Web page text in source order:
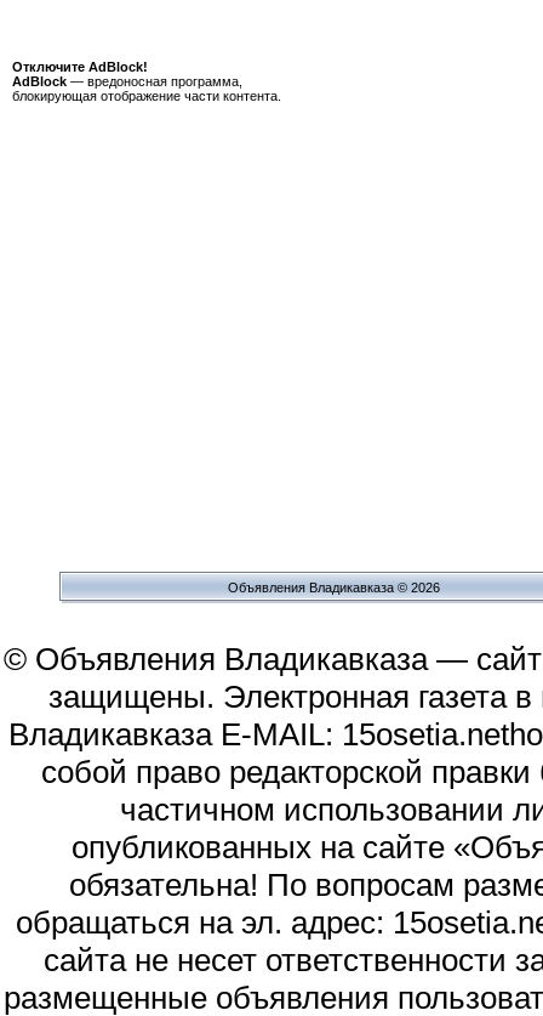
Отключите AdBlock!
AdBlock — вредоносная программа,
блокирующая отображение части контента.
Объявления Владикавказа © 2026
© Объявления Владикавказа —
защищены. Электронная газета
Владикавказа E-MAIL:
собой право редакторской
частичном использовании
опубликованных на сайте
обязательна! По вопросам
обращаться на эл. адрес:
сайта не несет
размещенные объявления